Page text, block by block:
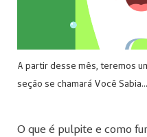
A partir desse mês, teremos
seção se chamará Você
O que é pulpite e como